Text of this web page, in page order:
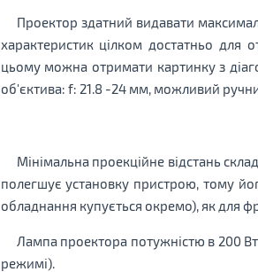
Проектор здатний видавати
характеристик цілком достатньо для
цьому можна отримати картинку з
об'єктива: f: 21.8 -24 мм, можливий
Мінімальна проекційне відстань
полегшує установку пристрою, тому
обладнання купується окремо), як для
Лампа проектора потужністю в 200
режимі).